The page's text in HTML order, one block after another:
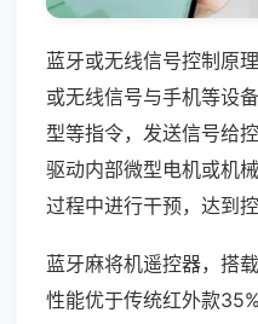
蓝牙或无线信号控制原
或无线信号与手机等设
型等指令，发送信号给
驱动内部微型电机或机
过程中进行干预，达到控
蓝牙麻将机遥控器，搭
性能优于传统红外款